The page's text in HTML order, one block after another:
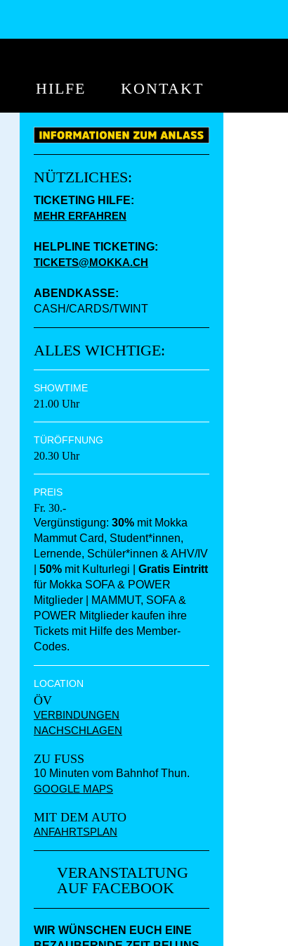
HILFE KONTAKT
NÜTZLICHES:
TICKETING HILFE:
MEHR ERFAHREN
HELPLINE TICKETING:
TICKETS@MOKKA.CH
ABENDKASSE:
CASH/CARDS/TWINT
ALLES WICHTIGE:
SHOWTIME
21.00 Uhr
TÜRÖFFNUNG
20.30 Uhr
PREIS
Fr. 30.-
Vergünstigung: 30% mit Mokka
Mammut Card, Student*innen,
Lernende, Schüler*innen & AHV/IV
50% mit Kulturlegi | Gratis Eintritt
für Mokka SOFA & POWER
Mitglieder | MAMMUT, SOFA &
POWER Mitglieder kaufen ihre
Tickets mit Hilfe des Member-
Codes.
LOCATION
ÖV
VERBINDUNGEN
NACHSCHLAGEN
ZU FUSS
10 Minuten vom Bahnhof Thun.
GOOGLE MAPS
MIT DEM AUTO
ANFAHRTSPLAN
VERANSTALTUNG
AUF FACEBOOK
WIR WÜNSCHEN EUCH EINE